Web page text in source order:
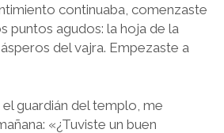
continuaba, comenzaste
puntos agudos: la hoja de la
del vajra. Empezaste a
guardián del templo, me
«¿Tuviste un buen